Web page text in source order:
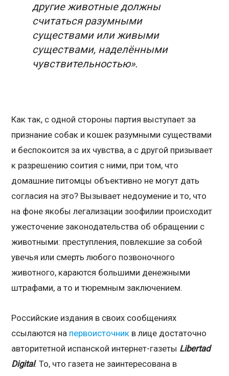
другие животные должны
считаться разумными
существами или живыми
существами, наделёнными
чувствительностью».
Как так, с одной стороны партия выступает за
признание собак и кошек разумными существами
и беспокоится за их чувства, а с другой призывает
к разрешению соития с ними, при том, что
домашние питомцы объективно не могут дать
согласия на это? Вызывает недоумение и то, что
на фоне якобы легализации зоофилии происходит
ужесточение законодательства об обращении с
животными: преступления, повлекшие за собой
увечья или смерть любого позвоночного
животного, караются большими денежными
штрафами, а то и тюремным заключением.
Российские издания в своих сообщениях
ссылаются на первоисточник в лице достаточно
авторитетной испанской интернет-газеты Libertad
Digital. То, что газета не заинтересована в